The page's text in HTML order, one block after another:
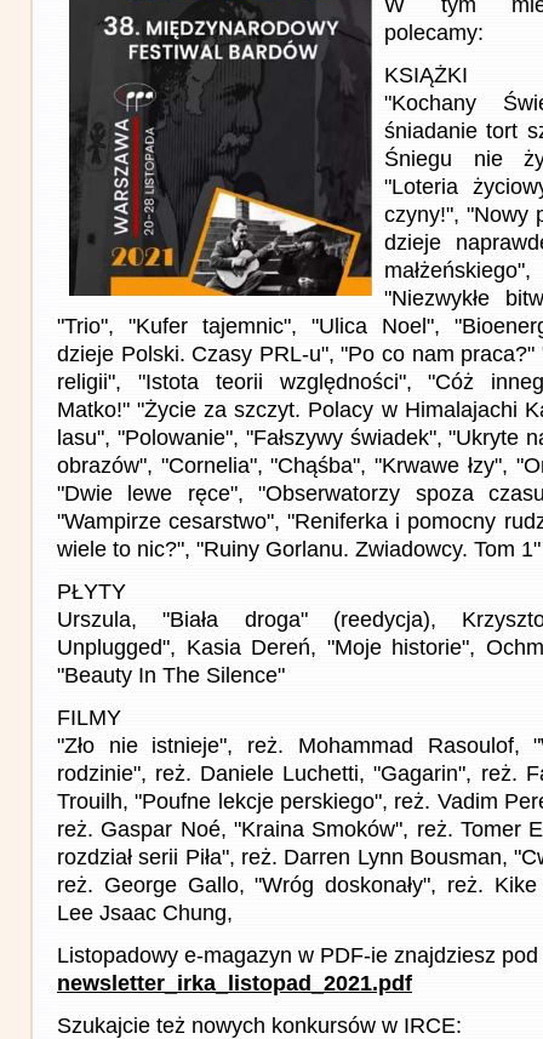
polecamy:
KSIĄŻKI
"Kochany
śniadanie tort
Śniegu nie
"Loteria
czyny!", "Nowy
dzieje
"Niezwykłe
"Trio", "Kufer tajemnic", "Ulica Noel",
dzieje Polski. Czasy PRL-u", "Po co nam
religii", "Istota teorii względności", "Cóż
Matko!" "Życie za szczyt. Polacy w Himalajachi
lasu", "Polowanie", "Fałszywy świadek", "Ukryte
obrazów", "Cornelia", "Chąśba", "Krwawe łzy",
"Dwie lewe ręce", "Obserwatorzy spoza
"Wampirze cesarstwo", "Reniferka i pomocny
wiele to nic?", "Ruiny Gorlanu. Zwiadowcy. Tom 1"
PŁYTY
Urszula, "Biała droga" (reedycja),
Unplugged", Kasia Dereń, "Moje historie",
"Beauty In The Silence"
FILMY
"Zło nie istnieje", reż. Mohammad Rasoulof,
rodzinie", reż. Daniele Luchetti, "Gagarin", reż.
Trouilh, "Poufne lekcje perskiego", reż. Vadim
reż. Gaspar Noé, "Kraina Smoków", reż. Tomer
rozdział serii Piła", reż. Darren Lynn Bousman,
reż. George Gallo, "Wróg doskonały", reż.
Lee Jsaac Chung,
Listopadowy e-magazyn w PDF-ie znajdziesz
newsletter_irka_listopad_2021.pdf
Szukajcie też nowych konkursów w IRCE: